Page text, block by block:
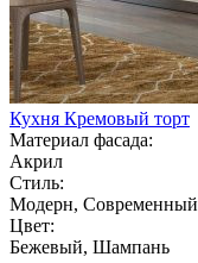
Кухня Кремовый торт
Материал фасада:
Акрил
Стиль:
Модерн, Современный
Цвет:
Бежевый, Шампань